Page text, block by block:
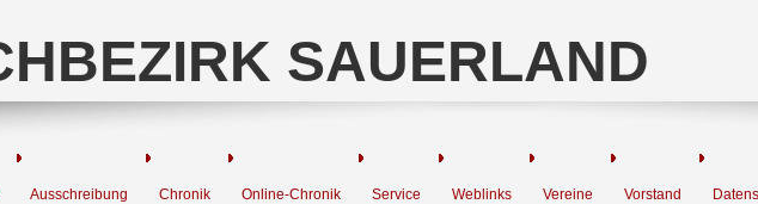
SAUERLAND
Ausschreibung Chronik Online-Chronik Service Weblinks Vereine Vorstand